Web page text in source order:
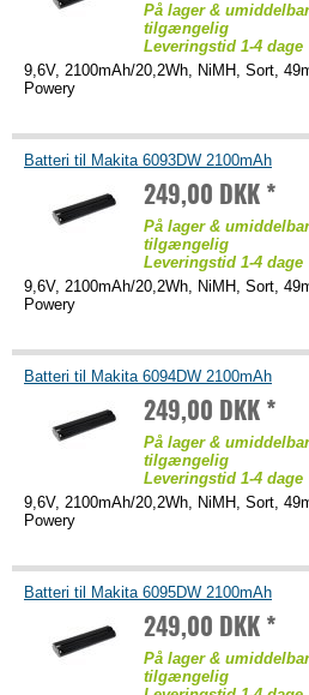
På lager &
tilgængelig
Leveringstid 1-4 dage
9,6V, 2100mAh/20,2Wh, NiMH, Sort,
Powery
Batteri til Makita 6093DW 2100mAh
249,00 DKK *
På lager &
tilgængelig
Leveringstid 1-4 dage
9,6V, 2100mAh/20,2Wh, NiMH, Sort,
Powery
Batteri til Makita 6094DW 2100mAh
249,00 DKK *
På lager &
tilgængelig
Leveringstid 1-4 dage
9,6V, 2100mAh/20,2Wh, NiMH, Sort,
Powery
Batteri til Makita 6095DW 2100mAh
249,00 DKK *
På lager &
tilgængelig